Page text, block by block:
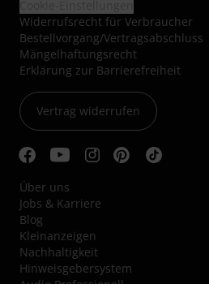
Widerrufsrecht für Verbraucher
Bestellvorgang/Vertragsabschluss
Mängelhaftungsrecht
Erklärung zur Barrierefreiheit
Vertrag widerrufen
Über uns
Jobs & Karriere
Blog
Kleinanzeigen
Nachhaltigkeit
Hinweisgebersystem